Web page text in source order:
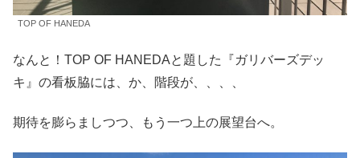
TOP OF HANEDA
なんと！TOP OF HANEDAと題した『ガリバーズデッ
キ』の看板脇には、か、階段が、、、、
期待を膨らましつつ、もう一つ上の展望台へ。